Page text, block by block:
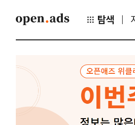
탐색